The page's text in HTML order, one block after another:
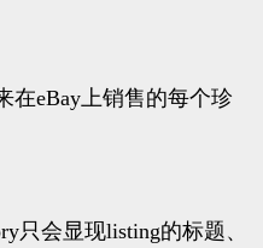
在eBay上销售的每个珍
只会显现listing的标题、